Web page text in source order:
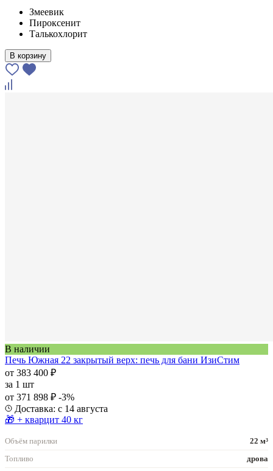
Змеевик
Пироксенит
Талькохлорит
В корзину
В наличии
Печь Южная 22 закрытый верх: печь для бани ИзиСтим
от 383 400 ₽
за 1 шт
от 371 898 ₽ -3%
Доставка: с 14 августа
🎁 + кварцит 40 кг
Объём парилки
22 м³
Топливо
дрова